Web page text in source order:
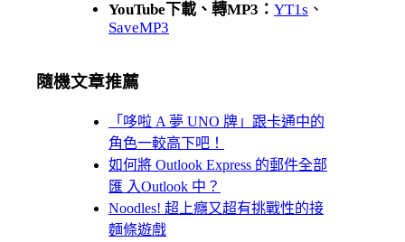
YouTube下載、轉MP3： YT1s 、
SaveMP3
隨機文章推薦
「哆啦 A 夢 UNO 牌」跟卡通中的
角色一較高下吧！
如何將 Outlook Express 的郵件全部
匯 入Outlook 中？
Noodles! 超上癮又超有挑戰性的接
麵條遊戲